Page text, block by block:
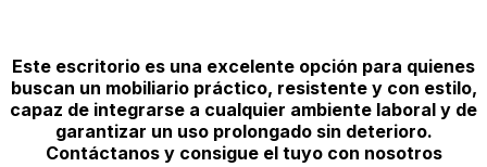
Este escritorio es una excelente opción para quienes
buscan un mobiliario práctico, resistente y con estilo,
capaz de integrarse a cualquier ambiente laboral y de
garantizar un uso prolongado sin deterioro.
Contáctanos y consigue el tuyo con nosotros